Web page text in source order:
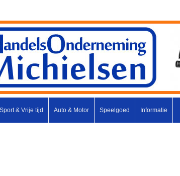
Sport & Vrije tijd Auto & Motor Speelgoed Informatie